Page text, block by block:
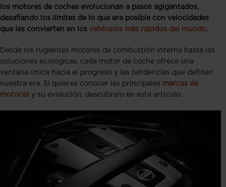
los motores de coches evolucionan a pasos agigantados,
desafiando los límites de lo que era posible con velocidades
que les convierten en los vehículos más rápidos del mundo.
Desde los rugientes motores de combustión interna hasta las
soluciones ecológicas, cada motor de coche ofrece una
ventana única hacia el progreso y las tendencias que definen
nuestra era. Si quieres conocer las principales marcas de
motores y su evolución, descúbrelo en este artículo.